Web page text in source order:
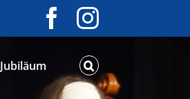
Facebook
Instagram
Jubiläum